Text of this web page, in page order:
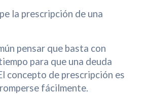
la prescripción de una
pensar que basta con
para que una deuda
concepto de prescripción es
fácilmente.